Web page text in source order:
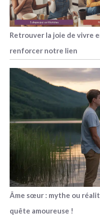
Retrouver la joie de vivre
renforcer notre lien
Âme sœur : mythe ou
quête amoureuse !